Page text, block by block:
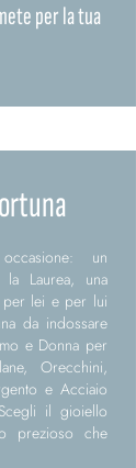
per la tua
un
la Laurea, una
per lei e per lui
da indossare
e Donna per
Orecchini,
e Acciaio
il gioiello
prezioso che